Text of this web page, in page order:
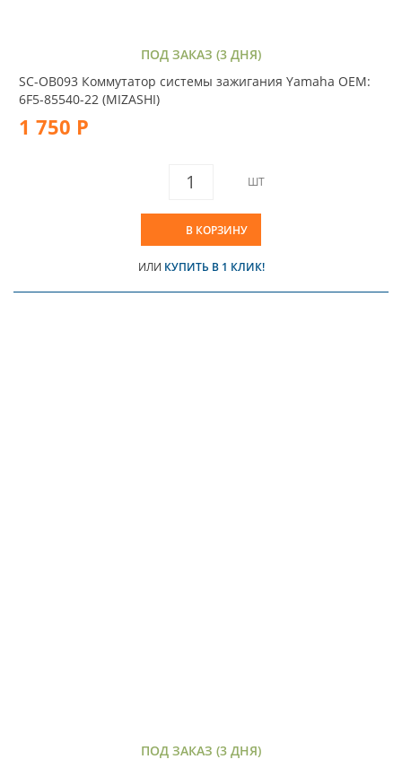
ПОД ЗАКАЗ (3 ДНЯ)
SC-OB093 Коммутатор системы зажигания Yamaha OEM:
6F5-85540-22 (MIZASHI)
1 750 Р
ШТ
В КОРЗИНУ
ИЛИ КУПИТЬ В 1 КЛИК!
ПОД ЗАКАЗ (3 ДНЯ)